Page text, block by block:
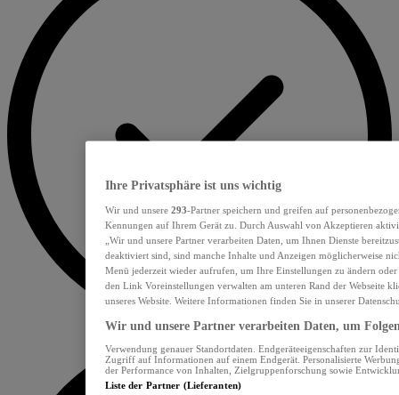
Ihre Privatsphäre ist uns wichtig
Wir und unsere 293-Partner speichern und greifen auf
Kennungen auf Ihrem Gerät zu. Durch Auswahl von Akzeptieren
„Wir und unsere Partner verarbeiten Daten, um Ihnen Dienste
deaktiviert sind, sind manche Inhalte und Anzeigen möglicherweise
Menü jederzeit wieder aufrufen, um Ihre Einstellungen zu ändern
den Link Voreinstellungen verwalten am unteren Rand der Webseite
unseres Website. Weitere Informationen finden Sie in unserer
Wir und unsere Partner verarbeiten Daten, um
Verwendung genauer Standortdaten. Endgeräteeigenschaften zur
Zugriff auf Informationen auf einem Endgerät. Personalisierte
der Performance von Inhalten, Zielgruppenforschung sowie
Liste der Partner (Lieferanten)